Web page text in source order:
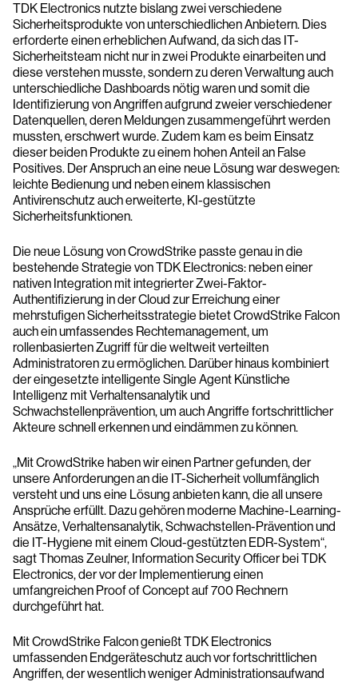
TDK Electronics nutzte bislang zwei verschiedene
Sicherheitsprodukte von unterschiedlichen Anbietern. Dies
erforderte einen erheblichen Aufwand, da sich das IT-
Sicherheitsteam nicht nur in zwei Produkte einarbeiten und
diese verstehen musste, sondern zu deren Verwaltung auch
unterschiedliche Dashboards nötig waren und somit die
Identifizierung von Angriffen aufgrund zweier verschiedener
Datenquellen, deren Meldungen zusammengeführt werden
mussten, erschwert wurde. Zudem kam es beim Einsatz
dieser beiden Produkte zu einem hohen Anteil an False
Positives. Der Anspruch an eine neue Lösung war deswegen:
leichte Bedienung und neben einem klassischen
Antivirenschutz auch erweiterte, KI-gestützte
Sicherheitsfunktionen.
Die neue Lösung von CrowdStrike passte genau in die
bestehende Strategie von TDK Electronics: neben einer
nativen Integration mit integrierter Zwei-Faktor-
Authentifizierung in der Cloud zur Erreichung einer
mehrstufigen Sicherheitsstrategie bietet CrowdStrike Falcon
auch ein umfassendes Rechtemanagement, um
rollenbasierten Zugriff für die weltweit verteilten
Administratoren zu ermöglichen. Darüber hinaus kombiniert
der eingesetzte intelligente Single Agent Künstliche
Intelligenz mit Verhaltensanalytik und
Schwachstellenprävention, um auch Angriffe fortschrittlicher
Akteure schnell erkennen und eindämmen zu können.
„Mit CrowdStrike haben wir einen Partner gefunden, der
unsere Anforderungen an die IT-Sicherheit vollumfänglich
versteht und uns eine Lösung anbieten kann, die all unsere
Ansprüche erfüllt. Dazu gehören moderne Machine-Learning-
Ansätze, Verhaltensanalytik, Schwachstellen-Prävention und
die IT-Hygiene mit einem Cloud-gestützten EDR-System“,
sagt Thomas Zeulner, Information Security Officer bei TDK
Electronics, der vor der Implementierung einen
umfangreichen Proof of Concept auf 700 Rechnern
durchgeführt hat.
Mit CrowdStrike Falcon genießt TDK Electronics
umfassenden Endgeräteschutz auch vor fortschrittlichen
Angriffen, der wesentlich weniger Administrationsaufwand